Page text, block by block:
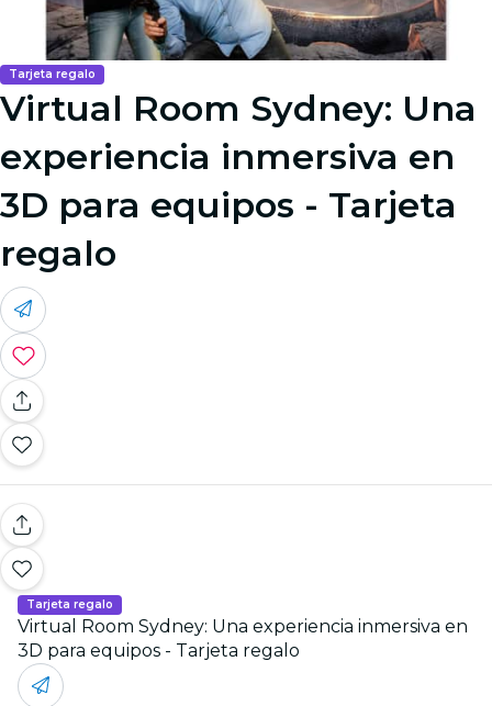
Tarjeta regalo
Virtual Room Sydney: Una
experiencia inmersiva en
3D para equipos - Tarjeta
regalo
Tarjeta regalo
Virtual Room Sydney: Una experiencia inmersiva en
3D para equipos - Tarjeta regalo